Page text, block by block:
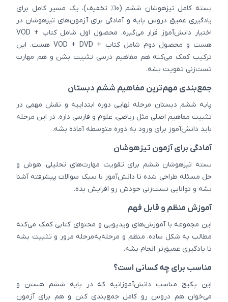
بسته کامل تیزهوشان ششم (10٪ تخفیف)، یک مسیر کامل برای
یادگیری عمیق دروس پایه و آمادگی برای آزمون‌های تیزهوشان در
اختیار دانش‌آموز قرار می‌گیره. محصول اول شامل کتاب + VOD
هست و محصول دوم شامل کتاب + VOD + DVD هست. این
ترکیب کمک می‌کنه هم مفاهیم درسی تثبیت بشن و هم مهارت
تست‌زنی تقویت بشه.
جمع‌بندی مهم‌ترین مفاهیم ششم دبستان
پایه ششم دبستان مرحله نهایی دوره ابتداییه و نقش مهمی در
تثبیت مفاهیم اصلی مثل ریاضی، علوم و فارسی داره. در این مرحله
باید دانش‌آموز برای ورود به دوره متوسطه آماده بشه.
آمادگی برای آزمون تیزهوشان
بسته تیزهوشان ششم برای تقویت مهارت‌های تحلیلی، هوش و
حل مسئله طراحی شده تا دانش‌آموز با سبک سوالات پیشرفته آشنا
بشه و توانایی تست‌زنی خودش رو افزایش بده.
آموزش منظم و قابل فهم
این مجموعه با آموزش‌های ویدیویی و محتوای کتابی کمک می‌کنه
مطالب به شکل ساده، منظم و مرحله‌به‌مرحله مرور و تثبیت بشه
تا یادگیری عمیق‌تر انجام بشه.
مناسب برای چه کسانی است؟
این پکیج مناسب دانش‌آموزانیه که در پایه ششم هستن و
می‌خوان هم دروس رو کامل جمع‌بندی کنن و هم برای آزمون